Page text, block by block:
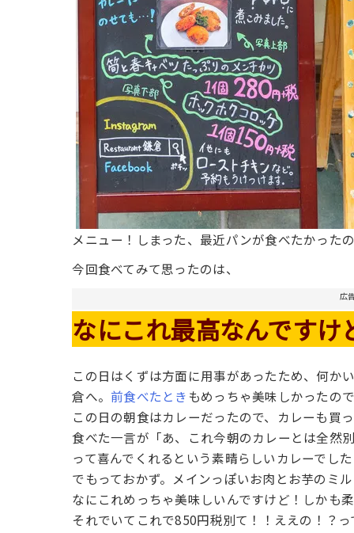
メニュー！しまった、最近パンが食べたかっ
今回食べてみて思ったのは、
広
なにこれ最高なんです
この日はくずは方面に用事があったため、何か
倉へ。 前食べたとき もめっちゃ美味しかったの
この日の朝食はカレーだったので、カレーも買
食べた一言が「あ、これ今朝のカレーとは全然
って喜んでくれるという素晴らしいカレーでし
でもっておかず。メインっぽいお肉とお芋のミ
なにこれめっちゃ美味しいんですけど！しかも
それでいてこれで850円税別て！！ええの！？